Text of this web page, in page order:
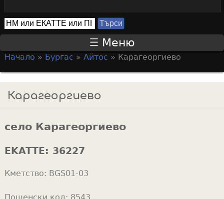
S
e
r
c
h
f
r
m
Т
ъ
с
и
Меню
o
u
r
e
e
Начало » Бургас » Айтос » Карагеоргиево
Карагеоргиево
село Карагеоргиево
EKATTE: 36227
Кметство: BGS01-03